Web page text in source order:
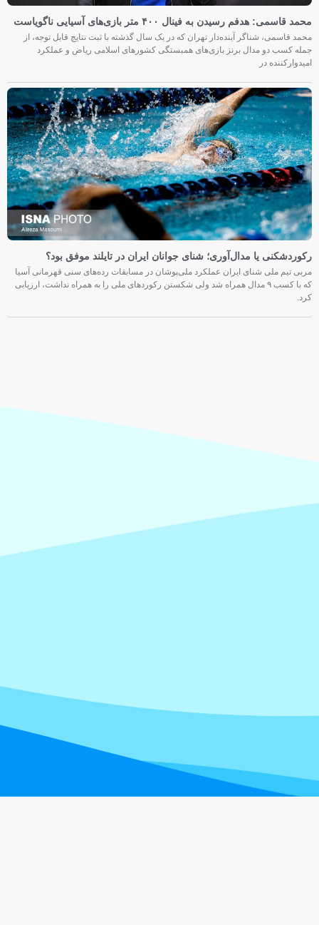
محمد قاسمی: هدفم رسیدن به فینال ۴۰۰ متر بازی‌های آسیایی ناگویاست
محمد قاسمی، شناگر آینده‌دار تهران که در یک سال گذشته با ثبت نتایج قابل توجه، از
جمله کسب دو مدال برنز بازی‌های همبستگی کشورهای اسلامی ریاض و عملکرد
امیدوارکننده در
رکوردشکنی یا مدال‌آوری؛ شنای جوانان ایران در تایلند موفق بود؟
مربی تیم ملی شنای ایران عملکرد ملی‌پوشان در مسابقات رده‌های سنی قهرمانی آسیا
که با کسب ۹ مدال همراه شد ولی شکستن رکوردهای ملی را به همراه نداشت، ارزیابی
کرد.